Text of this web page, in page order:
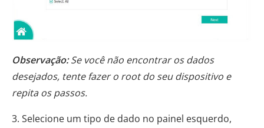
Observação:Se você não encontrar os dados
desejados, tente fazer o root do seu dispositivo e
repita os passos.
3. Selecione um tipo de dado no painel esquerdo,